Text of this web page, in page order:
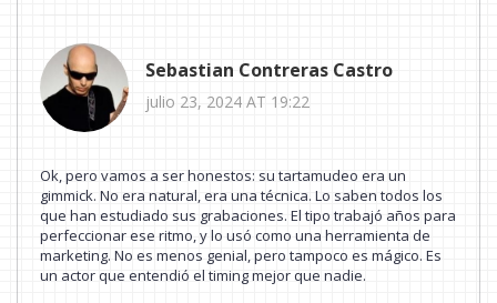
Sebastian Contreras Castro
julio 23, 2024 AT 19:22
Ok, pero vamos a ser honestos: su tartamudeo era un
gimmick. No era natural, era una técnica. Lo saben todos los
que han estudiado sus grabaciones. El tipo trabajó años para
perfeccionar ese ritmo, y lo usó como una herramienta de
marketing. No es menos genial, pero tampoco es mágico. Es
un actor que entendió el timing mejor que nadie.